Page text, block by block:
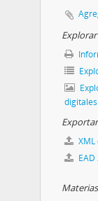
Explorar
digitales
Exportar
XML